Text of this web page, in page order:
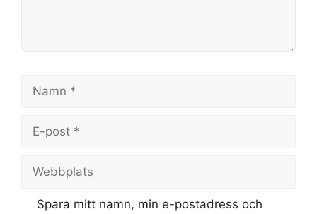
post
Spara mitt namn, min e-postadress och